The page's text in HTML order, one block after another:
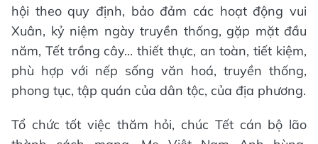
hội theo quy định, bảo đảm các hoạt động vui
Xuân, kỷ niệm ngày truyền thống, gặp mặt đầu
năm, Tết trồng cây... thiết thực, an toàn, tiết kiệm,
phù hợp với nếp sống văn hoá, truyền thống,
phong tục, tập quán của dân tộc, của địa phương.
Tổ chức tốt việc thăm hỏi, chúc Tết cán bộ lão